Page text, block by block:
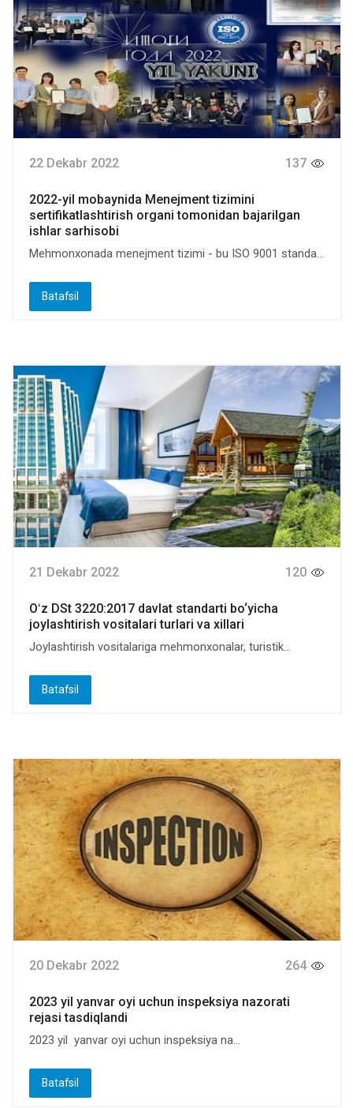
22 Dekabr 2022 137
2022-yil mobaynida Menejment tizimini
sertifikatlashtirish organi tomonidan bajarilgan
ishlar sarhisobi
Mehmonxonada menejment tizimi - bu ISO 9001 standa...
Batafsil
21 Dekabr 2022 120
Oʻz DSt 3220:2017 davlat standarti bo‘yicha
joylashtirish vositalari turlari va xillari
Joylashtirish vositalariga mehmonxonalar, turistik...
Batafsil
20 Dekabr 2022 264
2023 yil yanvar oyi uchun inspeksiya nazorati
rejasi tasdiqlandi
2023 yil yanvar oyi uchun inspeksiya na...
Batafsil